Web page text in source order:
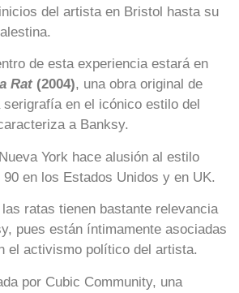
del artista en Bristol hasta su
de esta experiencia estará en
Rat (2004), una obra original de
serigrafía en el icónico estilo del
a Banksy.
York hace alusión al estilo
en los Estados Unidos y en UK.
ratas tienen bastante relevancia
pues están íntimamente asociadas
el activismo político del artista.
por Cubic Community, una